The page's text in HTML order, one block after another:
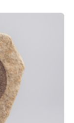
Ralf Erdmann
bislang
des
Bäckerhefe
für die
ist. Die